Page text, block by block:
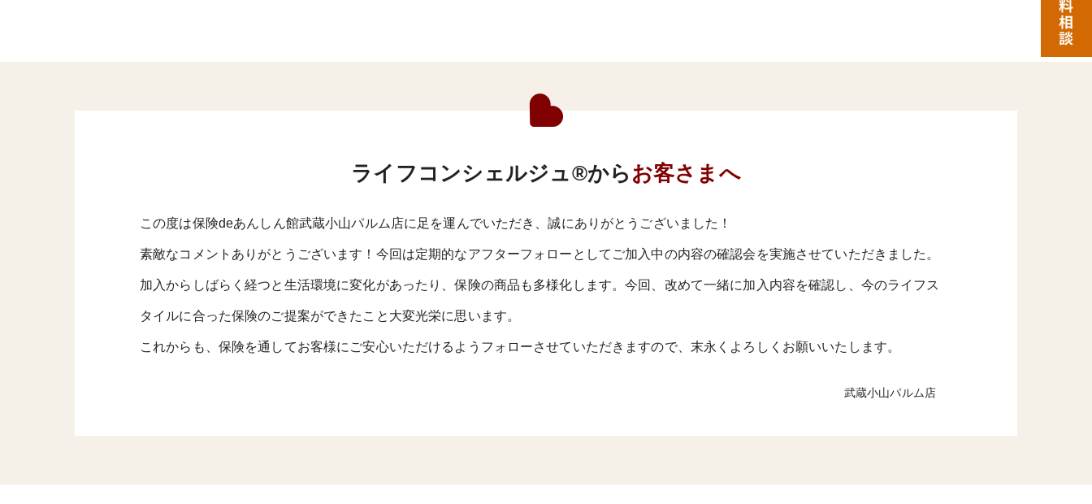
ライフコンシェルジュ®から お客さまへ
この度は保険deあんしん館武蔵小山パルム店に足を運んでいただき、誠にありがとうございました！
素敵なコメントありがとうございます！今回は定期的なアフターフォローとしてご加入中の内容の確認会を実施させていただきました。
加入からしばらく経つと生活環境に変化があったり、保険の商品も多様化します。今回、改めて一緒に加入内容を確認し、今のライフス
タイルに合った保険のご提案ができたこと大変光栄に思います。
これからも、保険を通してお客様にご安心いただけるようフォローさせていただきますので、末永くよろしくお願いいたします。
武蔵小山パルム店